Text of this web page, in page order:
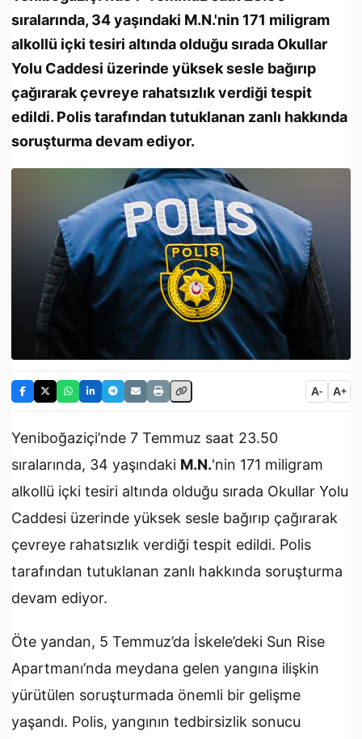
sıralarında, 34 yaşındaki M.N.'nin 171 miligram
alkollü içki tesiri altında olduğu sırada Okullar
Yolu Caddesi üzerinde yüksek sesle bağırıp
çağırarak çevreye rahatsızlık verdiği tespit
edildi. Polis tarafından tutuklanan zanlı hakkında
soruşturma devam ediyor.
A- A+
Yeniboğaziçi’nde 7 Temmuz saat 23.50
sıralarında, 34 yaşındaki M.N.'nin 171 miligram
alkollü içki tesiri altında olduğu sırada Okullar Yolu
Caddesi üzerinde yüksek sesle bağırıp çağırarak
çevreye rahatsızlık verdiği tespit edildi. Polis
tarafından tutuklanan zanlı hakkında soruşturma
devam ediyor.
Öte yandan, 5 Temmuz’da İskele’deki Sun Rise
Apartmanı’nda meydana gelen yangına ilişkin
yürütülen soruşturmada önemli bir gelişme
yaşandı. Polis, yangının tedbirsizlik sonucu